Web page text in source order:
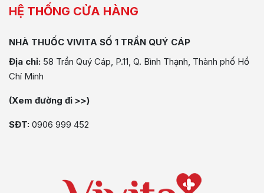
HỆ THỐNG CỬA HÀNG
NHÀ THUỐC VIVITA SỐ 1 TRẦN QUÝ CÁP
Địa chỉ: 58 Trần Quý Cáp, P.11, Q. Bình Thạnh, Thành phố Hồ
Chí Minh
(Xem đường đi >>)
SĐT: 0906 999 452